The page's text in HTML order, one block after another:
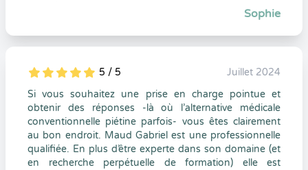
Sophie
5
1
5
0 5 / 5
Juillet 2024
Si vous souhaitez une prise en charge pointue et
obtenir des réponses -là où l’alternative médicale
conventionnelle piétine parfois- vous êtes clairement
au bon endroit. Maud Gabriel est une professionnelle
qualifiée. En plus d’être experte dans son domaine (et
en recherche perpétuelle de formation) elle est